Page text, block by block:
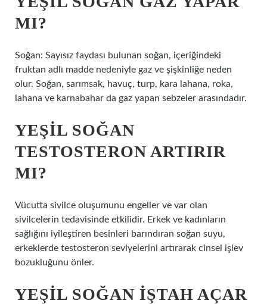
MI?
Soğan: Sayısız faydası bulunan soğan, içeriğindeki
fruktan adlı madde nedeniyle gaz ve şişkinliğe neden
olur. Soğan, sarımsak, havuç, turp, kara lahana, roka,
lahana ve karnabahar da gaz yapan sebzeler arasındadır.
YEŞIL SOĞAN
TESTOSTERON ARTIRIR
MI?
Vücutta sivilce oluşumunu engeller ve var olan
sivilcelerin tedavisinde etkilidir. Erkek ve kadınların
sağlığını iyileştiren besinleri barındıran soğan suyu,
erkeklerde testosteron seviyelerini artırarak cinsel işlev
bozukluğunu önler.
YEŞIL SOĞAN IŞTAH AÇAR